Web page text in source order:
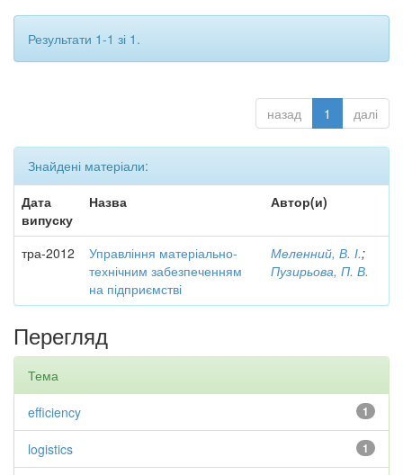
Результати 1-1 зі 1.
назад 1 далі
Знайдені матеріали:
Дата
випуску
Назва Автор(и)
тра-2012
Управління матеріально-
технічним забезпеченням
на підприємстві
Меленний, В. І.;
Пузирьова, П. В.
Перегляд
Тема
1
efficiency
1
logistics